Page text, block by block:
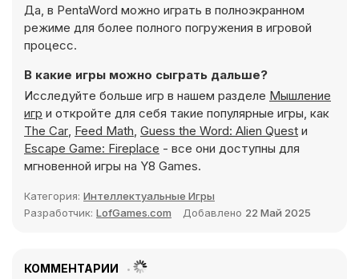
Да, в PentaWord можно играть в полноэкранном
режиме для более полного погружения в игровой
процесс.
В какие игры можно сыграть дальше?
Исследуйте больше игр в нашем разделе Мышление
игр и откройте для себя такие популярные игры, как
The Car, Feed Math, Guess the Word: Alien Quest и
Escape Game: Fireplace - все они доступны для
мгновенной игры на Y8 Games.
Категория: Интеллектуальные Игры
Разработчик: LofGames.com Добавлено 22 Май 2025
КОММЕНТАРИИ